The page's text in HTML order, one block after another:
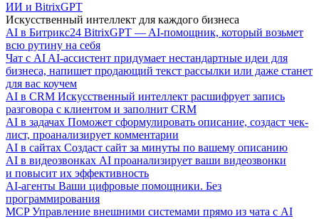
ИИ и BitrixGPT
Искусственный интеллект для каждого бизнеса
AI в Битрикс24 BitrixGPT — AI-помощник, который возьмет
всю рутину на себя
Чат с AI AI-ассистент придумает нестандартные идеи для
бизнеса, напишет продающий текст рассылки или даже станет
для вас коучем
AI в CRM Искусственный интеллект расшифрует запись
разговора с клиентом и заполнит CRM
AI в задачах Поможет сформулировать описание, создаст чек-
лист, проанализирует комментарии
AI в сайтах Создаст сайт за минуты по вашему описанию
AI в видеозвонках AI проанализирует ваши видеозвонки
и повысит их эффективность
AI-агенты Ваши цифровые помощники. Без
программирования
MCP Управление внешними системами прямо из чата с AI